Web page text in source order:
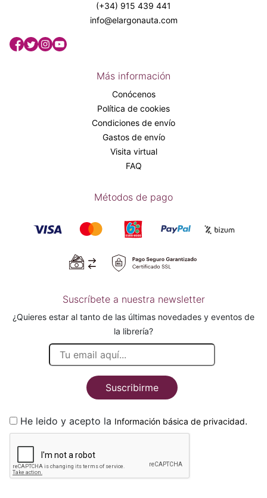
(+34) 915 439 441
info@elargonauta.com
Más información
Conócenos
Política de cookies
Condiciones de envío
Gastos de envío
Visita virtual
FAQ
Métodos de pago
Suscríbete a nuestra newsletter
¿Quieres estar al tanto de las últimas novedades y eventos de
la librería?
Suscribirme
He leido y acepto la Información básica de privacidad.